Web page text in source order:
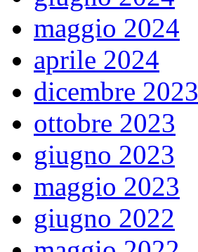
maggio 2024
aprile 2024
dicembre 2023
ottobre 2023
giugno 2023
maggio 2023
giugno 2022